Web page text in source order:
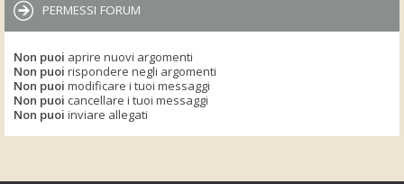
PERMESSI FORUM
Non puoi aprire nuovi argomenti
Non puoi rispondere negli argomenti
Non puoi modificare i tuoi messaggi
Non puoi cancellare i tuoi messaggi
Non puoi inviare allegati